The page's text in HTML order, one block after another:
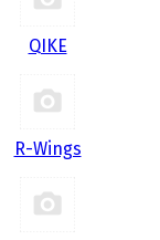
QIKE
R-Wings